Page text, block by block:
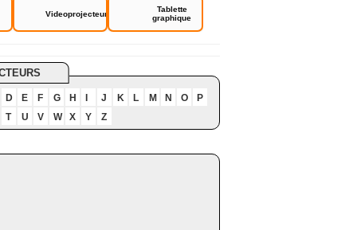
Videoprojecteur
Tablette
graphique
D E F G H J K L M N O
P
T
U V W X Y Z